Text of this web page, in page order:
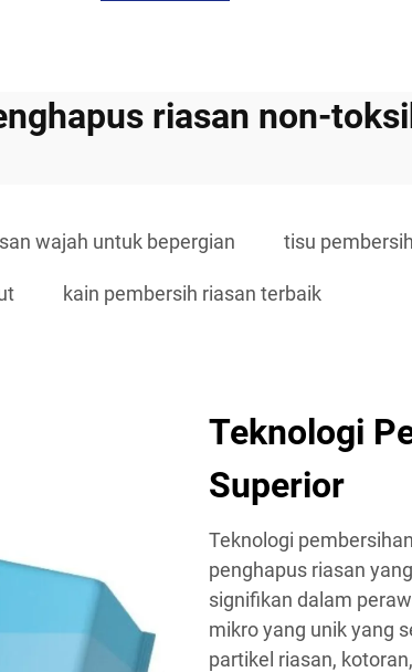
riasan non-
wajah untuk bepergian tisu
kain pembersih riasan terbaik
Teknologi
Superior
Teknologi
penghapus riasan
signifikan dalam
mikro yang unik yang
partikel riasan,